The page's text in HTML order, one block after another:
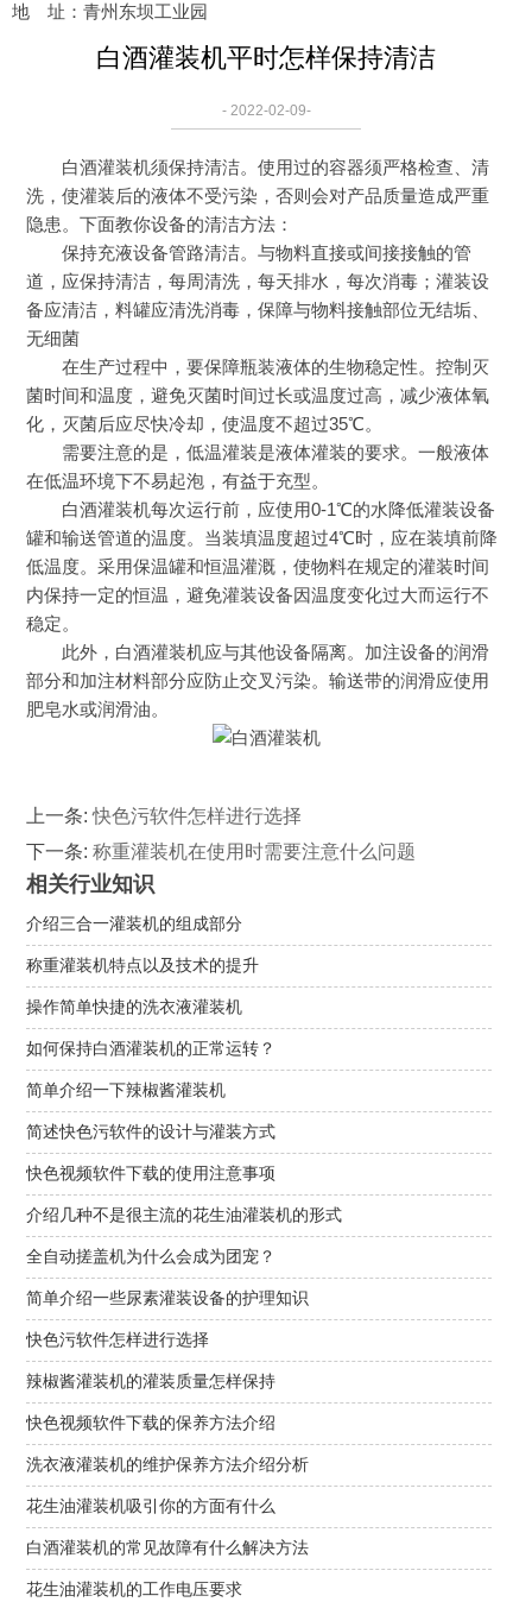
地 址：青州东坝工业园
白酒灌装机平时怎样保持清洁
- 2022-02-09-
白酒灌装机须保持清洁。使用过的容器须严格检查、清
洗，使灌装后的液体不受污染，否则会对产品质量造成严重
隐患。下面教你设备的清洁方法：
保持充液设备管路清洁。与物料直接或间接接触的管
道，应保持清洁，每周清洗，每天排水，每次消毒；灌装设
备应清洁，料罐应清洗消毒，保障与物料接触部位无结垢、
无细菌
在生产过程中，要保障瓶装液体的生物稳定性。控制灭
菌时间和温度，避免灭菌时间过长或温度过高，减少液体氧
化，灭菌后应尽快冷却，使温度不超过35℃。
需要注意的是，低温灌装是液体灌装的要求。一般液体
在低温环境下不易起泡，有益于充型。
白酒灌装机每次运行前，应使用0-1℃的水降低灌装设备
罐和输送管道的温度。当装填温度超过4℃时，应在装填前降
低温度。采用保温罐和恒温灌溉，使物料在规定的灌装时间
内保持一定的恒温，避免灌装设备因温度变化过大而运行不
稳定。
此外，白酒灌装机应与其他设备隔离。加注设备的润滑
部分和加注材料部分应防止交叉污染。输送带的润滑应使用
肥皂水或润滑油。
上一条:快色污软件怎样进行选择
下一条: 称重灌装机在使用时需要注意什么问题
相关行业知识
介绍三合一灌装机的组成部分
称重灌装机特点以及技术的提升
操作简单快捷的洗衣液灌装机
如何保持白酒灌装机的正常运转？
简单介绍一下辣椒酱灌装机
简述快色污软件的设计与灌装方式
快色视频软件下载的使用注意事项
介绍几种不是很主流的花生油灌装机的形式
全自动搓盖机为什么会成为团宠？
简单介绍一些尿素灌装设备的护理知识
快色污软件怎样进行选择
辣椒酱灌装机的灌装质量怎样保持
快色视频软件下载的保养方法介绍
洗衣液灌装机的维护保养方法介绍分析
花生油灌装机吸引你的方面有什么
白酒灌装机的常见故障有什么解决方法
花生油灌装机的工作电压要求